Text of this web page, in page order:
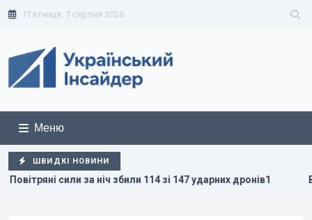
П'ятниця, 7 серпня 2026
Меню
ШВИДКІ НОВИНИ
сили за ніч збили 114 зі 147 ударних дронів1 Валюта